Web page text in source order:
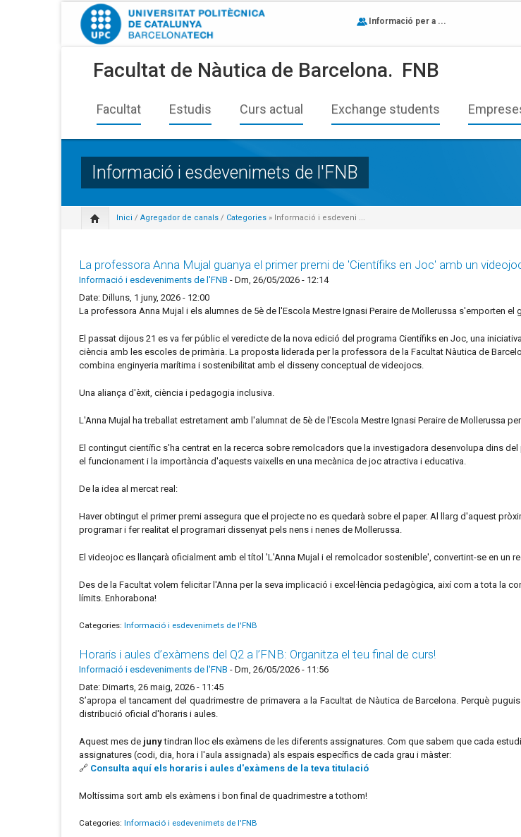
Informació per a ...
Facultat de Nàutica de Barcelona. FNB
Facultat Estudis Curs actual Exchange students
Informació i esdevenimets de l'FNB
Inici / Agregador de canals / Categories » Informació i esdeveni ...
La professora Anna Mujal guanya el primer premi de 'Científiks en Joc' amb un
Informació i esdeveniments de l'FNB - Dm, 26/05/2026 - 12:14
Date: Dilluns, 1 juny, 2026 - 12:00
La professora Anna Mujal i els alumnes de 5è de l'Escola Mestre Ignasi Peraire de Mollerussa s'emporten el
El passat dijous 21 es va fer públic el veredicte de la nova edició del programa Científiks en Joc, una
ciència amb les escoles de primària. La proposta liderada per la professora de la Facultat Nàutica de
combina enginyeria marítima i sostenibilitat amb el disseny conceptual de videojocs.
Una aliança d'èxit, ciència i pedagogia inclusiva.
L'Anna Mujal ha treballat estretament amb l'alumnat de 5è de l'Escola Mestre Ignasi Peraire de Mollerussa
El contingut científic s'ha centrat en la recerca sobre remolcadors que la investigadora desenvolupa dins
el funcionament i la importància d'aquests vaixells en una mecànica de joc atractiva i educativa.
De la idea al mercat real:
Haver obtingut el primer premi assegura que el projecte no es quedarà sobre el paper. Al llarg d'aquest
programar i fer realitat el programari dissenyat pels nens i nenes de Mollerussa.
El videojoc es llançarà oficialment amb el títol 'L'Anna Mujal i el remolcador sostenible', convertint-se en
Des de la Facultat volem felicitar l'Anna per la seva implicació i excel·lència pedagògica, així com a tota la
límits. Enhorabona!
Categories: Informació i esdevenimets de l'FNB
Horaris i aules d’exàmens del Q2 a l’FNB: Organitza el teu final de curs!
Informació i esdeveniments de l'FNB - Dm, 26/05/2026 - 11:56
Date: Dimarts, 26 maig, 2026 - 11:45
S’apropa el tancament del quadrimestre de primavera a la Facultat de Nàutica de Barcelona. Perquè
distribució oficial d'horaris i aules.
Aquest mes de junytindran lloc els exàmens de les diferents assignatures. Com que sabem que cada
assignatures (codi, dia, hora i l'aula assignada) als espais específics de cada grau i màster:
🔗 Consulta aquí els horaris i aules d'exàmens de la teva titulació
Moltíssima sort amb els exàmens i bon final de quadrimestre a tothom!
Categories: Informació i esdevenimets de l'FNB